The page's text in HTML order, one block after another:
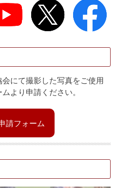
にて撮影した写真をご使用
より申請ください。
請フォーム